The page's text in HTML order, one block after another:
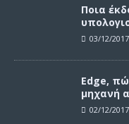
Ποια
03/12/2017
Edge,
μηχανή
02/12/2017